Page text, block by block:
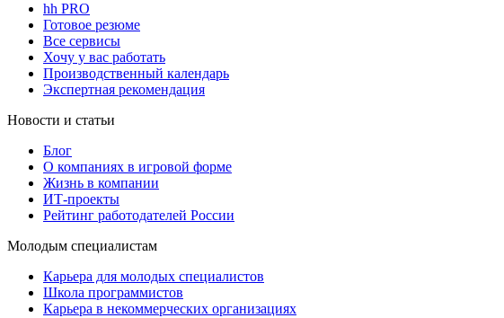
hh PRO
Готовое резюме
Все сервисы
Хочу у вас работать
Производственный календарь
Экспертная рекомендация
Новости и статьи
Блог
О компаниях в игровой форме
Жизнь в компании
ИТ-проекты
Рейтинг работодателей России
Молодым специалистам
Карьера для молодых специалистов
Школа программистов
Карьера в некоммерческих организациях